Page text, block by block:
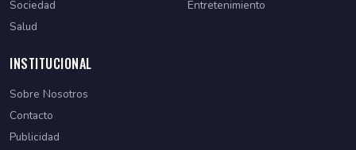
Sociedad
Entretenimiento
Salud
INSTITUCIONAL
Sobre Nosotros
Contacto
Publicidad